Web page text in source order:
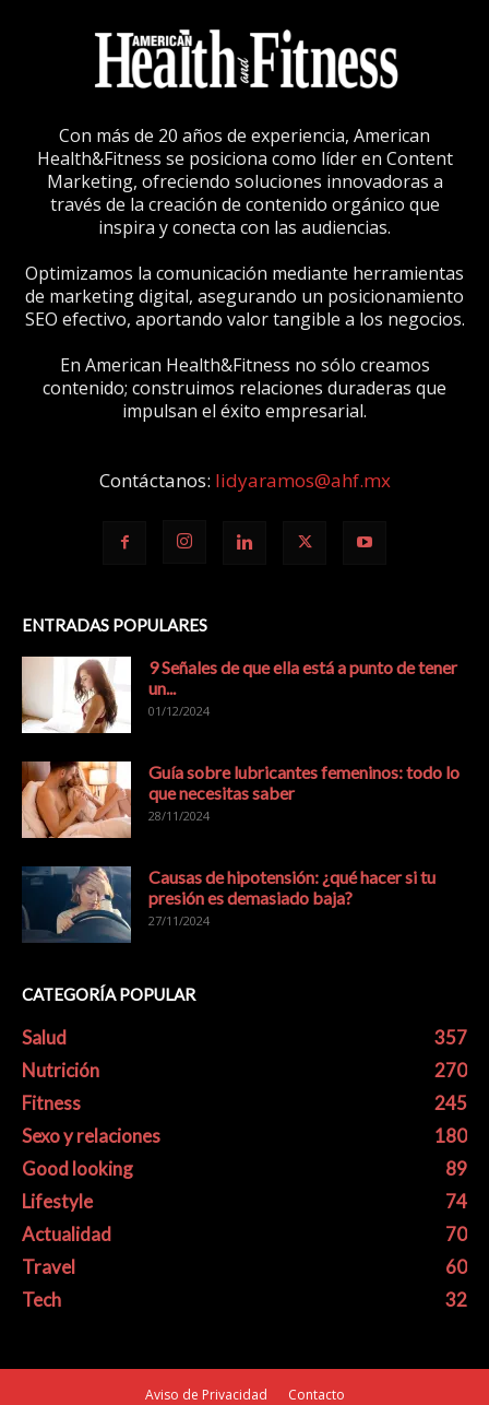
Con más de 20 años de experiencia, American
Health&Fitness se posiciona como líder en Content
Marketing, ofreciendo soluciones innovadoras a
través de la creación de contenido orgánico que
inspira y conecta con las audiencias.
Optimizamos la comunicación mediante herramientas
de marketing digital, asegurando un posicionamiento
SEO efectivo, aportando valor tangible a los negocios.
En American Health&Fitness no sólo creamos
contenido; construimos relaciones duraderas que
impulsan el éxito empresarial.
Contáctanos: lidyaramos@ahf.mx
ENTRADAS POPULARES
9 Señales de que ella está a punto de tener
un...
01/12/2024
Guía sobre lubricantes femeninos: todo lo
que necesitas saber
28/11/2024
Causas de hipotensión: ¿qué hacer si tu
presión es demasiado baja?
27/11/2024
CATEGORÍA POPULAR
Salud
357
Nutrición
270
Fitness
245
Sexo y relaciones
180
Good looking
89
Lifestyle
74
Actualidad
70
Travel
60
Tech
32
Aviso de Privacidad Contacto